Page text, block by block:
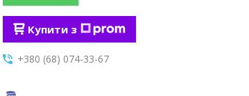
Купити з
+380 (68) 074-33-67